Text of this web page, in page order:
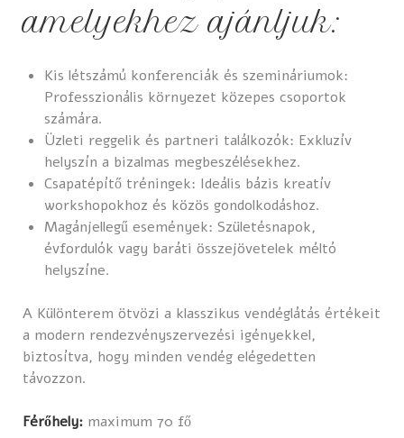
amelyekhez ajánljuk:
Kis létszámú konferenciák és szemináriumok:
Professzionális környezet közepes csoportok
számára.
Üzleti reggelik és partneri találkozók: Exkluzív
helyszín a bizalmas megbeszélésekhez.
Csapatépítő tréningek: Ideális bázis kreatív
workshopokhoz és közös gondolkodáshoz.
Magánjellegű események: Születésnapok,
évfordulók vagy baráti összejövetelek méltó
helyszíne.
A Különterem ötvözi a klasszikus vendéglátás értékeit
a modern rendezvényszervezési igényekkel,
biztosítva, hogy minden vendég elégedetten
távozzon.
Férőhely: maximum 70 fő